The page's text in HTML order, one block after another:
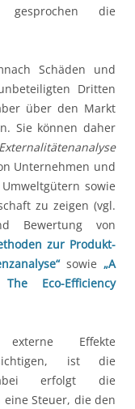
die
Schäden und
Dritten
über den Markt
Sie können daher
Externalitätenanalyse
Unternehmen und
sowie
zu zeigen (vgl.
Bewertung von
zur Produkt-
sowie „A
Eco-Efficiency
Effekte
ist die
erfolgt die
Steuer, die den